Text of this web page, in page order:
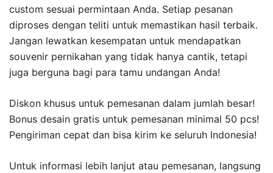
custom sesuai permintaan Anda. Setiap pesanan
diproses dengan teliti untuk memastikan hasil terbaik.
Jangan lewatkan kesempatan untuk mendapatkan
souvenir pernikahan yang tidak hanya cantik, tetapi
juga berguna bagi para tamu undangan Anda!
Diskon khusus untuk pemesanan dalam jumlah besar!
Bonus desain gratis untuk pemesanan minimal 50 pcs!
Pengiriman cepat dan bisa kirim ke seluruh Indonesia!
Untuk informasi lebih lanjut atau pemesanan, langsung